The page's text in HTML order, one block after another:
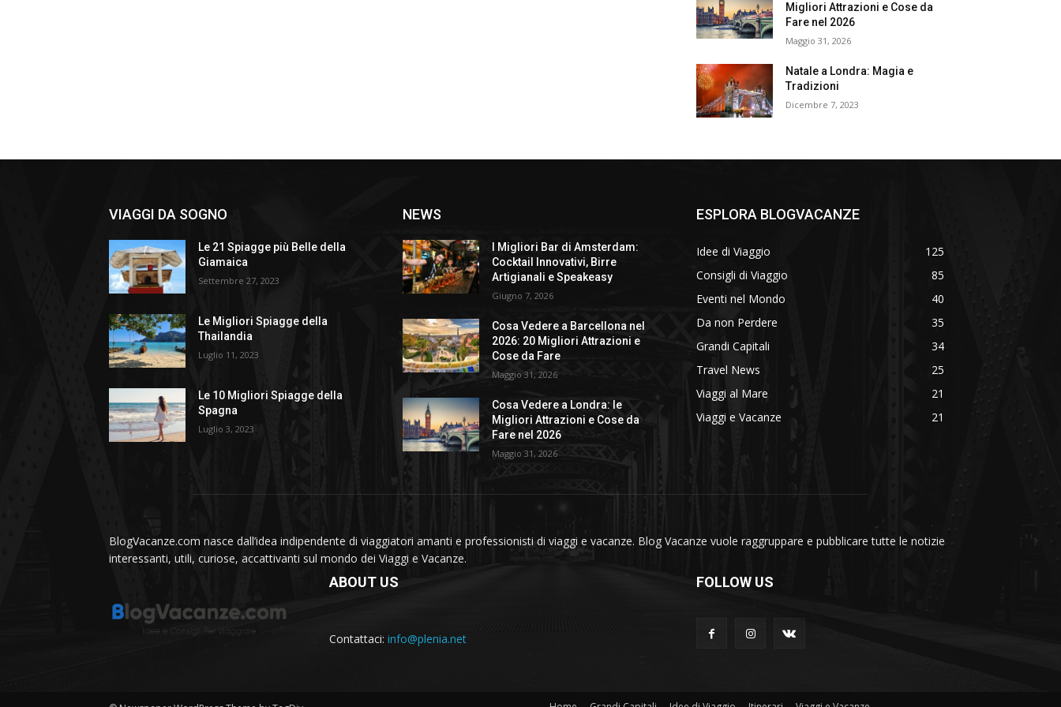
Migliori Attrazioni e Cose da
Fare nel 2026
Maggio 31, 2026
Natale a Londra: Magia e
Tradizioni
Dicembre 7, 2023
VIAGGI DA SOGNO
Le 21 Spiagge più Belle della
Giamaica
Settembre 27, 2023
Le Migliori Spiagge della
Thailandia
Luglio 11, 2023
Le 10 Migliori Spiagge della
Spagna
Luglio 3, 2023
NEWS
I Migliori Bar di Amsterdam:
Cocktail Innovativi, Birre
Artigianali e Speakeasy
Giugno 7, 2026
Cosa Vedere a Barcellona nel
2026: 20 Migliori Attrazioni e
Cose da Fare
Maggio 31, 2026
Cosa Vedere a Londra: le
Migliori Attrazioni e Cose da
Fare nel 2026
Maggio 31, 2026
ESPLORA BLOGVACANZE
Idee di Viaggio
125
Consigli di Viaggio
85
Eventi nel Mondo
40
Da non Perdere
35
Grandi Capitali
34
Travel News
25
Viaggi al Mare
21
Viaggi e Vacanze
21
BlogVacanze.com nasce dall’idea indipendente di viaggiatori amanti e professionisti di viaggi e vacanze. Blog Vacanze vuole raggruppare e pubblicare tutte le notizie
interessanti, utili, curiose, accattivanti sul mondo dei Viaggi e Vacanze.
ABOUT US
Contattaci: info@plenia.net
FOLLOW US